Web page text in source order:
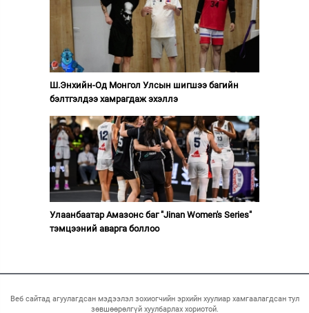
Ш.Энхийн-Од Монгол Улсын шигшээ багийн
бэлтгэлдээ хамрагдаж эхэллэ
Улаанбаатар Амазонс баг "Jinan Women's Series"
тэмцээний аварга боллоо
Веб сайтад агуулагдсан мэдээлэл зохиогчийн эрхийн хуулиар хамгаалагдсан тул
зөвшөөрөлгүй хуулбарлах хориотой.